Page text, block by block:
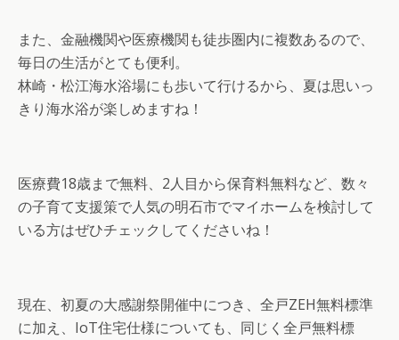
また、金融機関や医療機関も徒歩圏内に複数あるので、
毎日の生活がとても便利。
林崎・松江海水浴場にも歩いて行けるから、夏は思いっ
きり海水浴が楽しめますね！
医療費18歳まで無料、2人目から保育料無料など、数々
の子育て支援策で人気の明石市でマイホームを検討して
いる方はぜひチェックしてくださいね！
現在、初夏の大感謝祭開催中につき、全戸ZEH無料標準
に加え、IoT住宅仕様についても、同じく全戸無料標